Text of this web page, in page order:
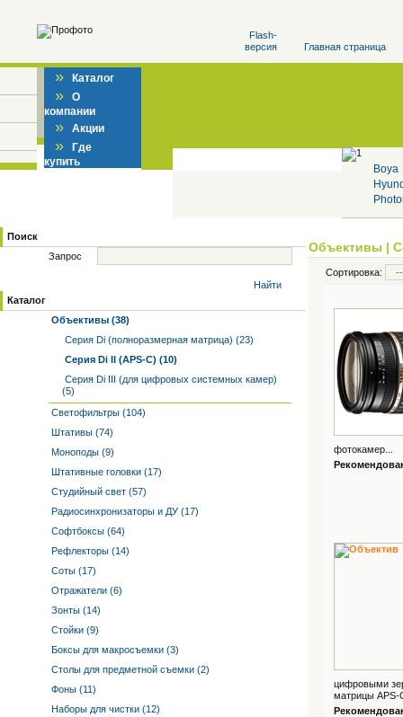
Flash-
версия
Главная страница
» Каталог
» О
компании
» Акции
» Где
купить
Boya
Поиск
Запрос
Найти
Каталог
Объективы (38)
Серия Di (полноразмерная матрица) (23)
Серия Di II (APS-C) (10)
Серия Di III (для цифровых системных камер)
(5)
Светофильтры (104)
Штативы (74)
Моноподы (9)
Штативные головки (17)
Студийный свет (57)
Радиосинхронизаторы и ДУ (17)
Софтбоксы (64)
Рефлекторы (14)
Соты (17)
Отражатели (6)
Зонты (14)
Стойки (9)
Боксы для макросъемки (3)
Столы для предметной съемки (2)
Фоны (11)
Наборы для чистки (12)
Объективы |
Сортировка:
фотокамер...
цифровыми
матрицы АРS-